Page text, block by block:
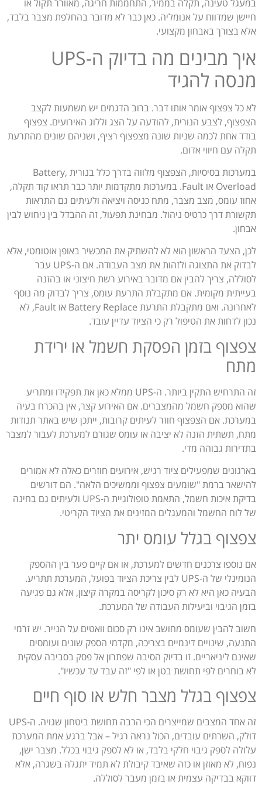
במעגל טעינה, תקלה בממיר, התחממות חריגה, מאוורר תקול או
חיישן שמדווח על אנומליה. כאן כבר לא מדובר בהחלפת מצבר בלבד,
אלא בצורך באבחון מקצועי.
איך מבינים מה בדיוק ה-UPS
מנסה להגיד
לא כל צפצוף אומר אותו דבר. ברוב הדגמים יש משמעות לקצב
הצפצוף, לצבע הנורית, להודעה על הצג וללוג האירועים. צפצוף
בודד אחת לכמה שניות שונה מצפצוף רציף, ושניהם שונים מהתרעת
תקלה עם חיווי אדום.
במערכות בסיסיות, הצפצוף מלווה בדרך כלל בנורית Battery,
Overload או Fault. במערכות מתקדמות יותר כבר תראו קוד תקלה,
אחוז עומס, מצב מצבר, מתח כניסה ויציאה ולעיתים גם התראות
תקשורת דרך כרטיס ניהול. מבחינת תפעול, זה ההבדל בין ניחוש לבין
אבחון.
לכן, הצעד הראשון הוא לא להשתיק את המכשיר באופן אוטומטי, אלא
לבדוק את התצוגה ולזהות את מצב העבודה. אם ה-UPS עבר
לסוללה, צריך להבין אם מדובר באירוע רשת חיצוני או בהזנה
בעייתית מקומית. אם מתקבלת התרעת עומס, צריך לבדוק מה נוסף
לאחרונה. ואם מתקבלת התרעת Battery Replace או Fault, לא
נכון לדחות את הטיפול רק כי הציוד עדיין עובד.
צפצוף בזמן הפסקת חשמל או ירידת
מתח
זה התרחיש התקין ביותר. ה-UPS ממלא כאן את תפקידו ומתריע
שהוא מספק חשמל מהמצברים. אם האירוע קצר, אין בהכרח בעיה
במערכת. אם הצפצוף חוזר לעיתים קרובות, ייתכן שיש באתר תנודות
מתח, תשתית הזנה לא יציבה או עומס שגורם למערכת לעבור למצבר
בתדירות גבוהה מדי.
בארגונים שמפעילים ציוד רגיש, אירועים חוזרים כאלה לא אמורים
להישאר ברמת "שומעים צפצוף וממשיכים הלאה". הם דורשים
בדיקת איכות חשמל, התאמת טופולוגיית ה-UPS ולעיתים גם בחינה
של לוח החשמל והמעגלים המזינים את הציוד הקריטי.
צפצוף בגלל עומס יתר
אם נוספו צרכנים חדשים למערכת, או אם קיים פער בין ההספק
הנומינלי של ה-UPS לבין צריכת הציוד בפועל, המערכת תתריע.
הבעיה כאן היא לא רק סיכון לקריסה במקרה קיצון, אלא גם פגיעה
בזמן הגיבוי וביעילות העבודה של המערכת.
חשוב להבין שעומס מחושב אינו רק סכום וואטים על הנייר. יש זרמי
התנעה, שינויים דינמיים בצריכה, מקדמי הספק שונים ועומסים
שאינם ליניאריים. זו בדיוק הסיבה שפתרון אל פסק בסביבה עסקית
לא בוחרים לפי תחושת בטן או לפי "זה עבד עד עכשיו".
צפצוף בגלל מצבר חלש או סוף חיים
זה אחד המצבים שמייצרים הכי הרבה תחושת ביטחון שגויה. ה-UPS
דולק, השרתים עובדים, הכול נראה רגיל – אבל ברגע אמת המערכת
עלולה לספק גיבוי חלקי בלבד, או לא לספק גיבוי בכלל. מצבר ישן,
נפוח, לא מאוזן או כזה שאיבד קיבולת לא תמיד יתגלה בשגרה, אלא
דווקא בבדיקה עצמית או בזמן מעבר לסוללה.